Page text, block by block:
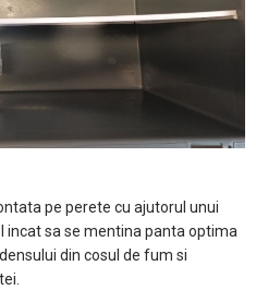
pe perete cu ajutorul unui
sa se mentina panta optima
din cosul de fum si